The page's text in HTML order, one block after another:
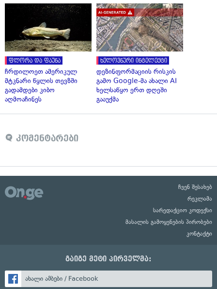
ფლორა და ფაუნა
ჩრდილოეთ ამერიკულ
მტკნარი წყლის თევზში
გადამდები კიბო
აღმოაჩინეს
ხელოვნური ინტელექტი
დეზინფორმაციის რისკის
გამო Google-მა ახალი AI
ხელსაწყო ერთ დღეში
გააუქმა
კომენტარები
ჩვენ შესახებ
რეკლამა
სარედაქციო კოდექსი
მასალის გამოყენების პირობები
კონტაქტი
გაიგე მეტი პირველმა:
ახალი ამბები / Facebook